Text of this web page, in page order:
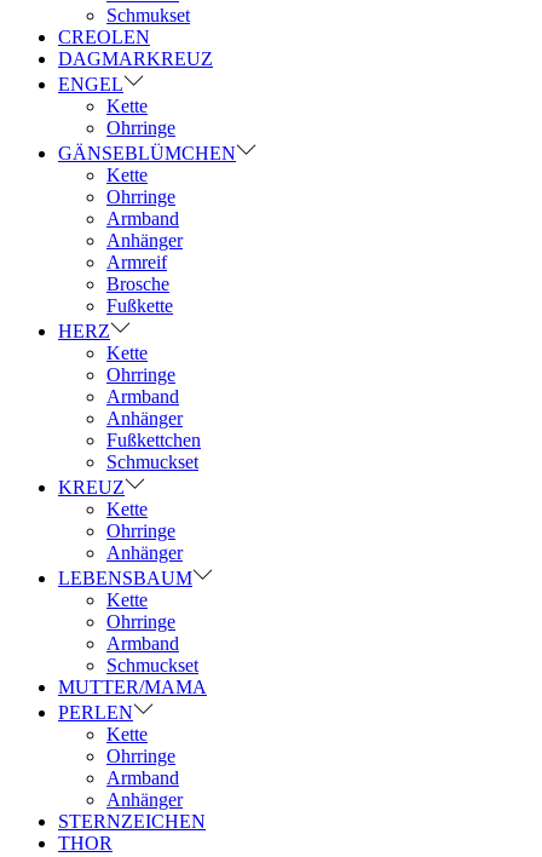
Schmukset
CREOLEN
DAGMARKREUZ
ENGEL
Kette
Ohrringe
GÄNSEBLÜMCHEN
Kette
Ohrringe
Armband
Anhänger
Armreif
Brosche
Fußkette
HERZ
Kette
Ohrringe
Armband
Anhänger
Fußkettchen
Schmuckset
KREUZ
Kette
Ohrringe
Anhänger
LEBENSBAUM
Kette
Ohrringe
Armband
Schmuckset
MUTTER/MAMA
PERLEN
Kette
Ohrringe
Armband
Anhänger
STERNZEICHEN
THOR